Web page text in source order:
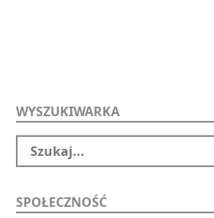
WYSZUKIWARKA
SPOŁECZNOŚĆ